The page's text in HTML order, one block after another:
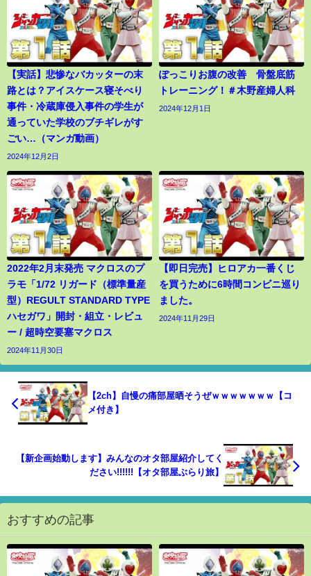
【実話】悲惨なバカッターの末
路とは？アイスケース寝そべり
事件・冷蔵庫侵入事件の学生が
通っていた学校のブチギレがす
ごい…（マンガ動画）
2024年12月2日
ぽっこりお腹の改善 骨盤底筋
トレーニング！＃木野産婦人科
2024年12月1日
2022年2月末発売 マクロスのプ
ラモ「1/72 リガード（標準量産
型）REGULT STANDARD TYPE
ハセガワ」開封・組立・レビュ
ー / 超時空要塞マクロス
2024年11月30日
【即日完売】ヒロアカ一番くじ
を買うために6時間コンビニ巡り
ました。
2024年11月29日
【2ch】自慢の痛部屋晒そうぜｗｗｗｗｗｗｗ【コ
メ付き】
【新企画始動します】みんなのオタ部屋紹介してく
ださい!!!!!!【オタ部屋ぶらり旅】
おすすめの記事